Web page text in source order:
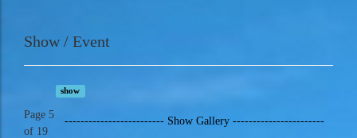
Show / Event
show
------------------------- Show Gallery -----------------------
Page 5
of 19